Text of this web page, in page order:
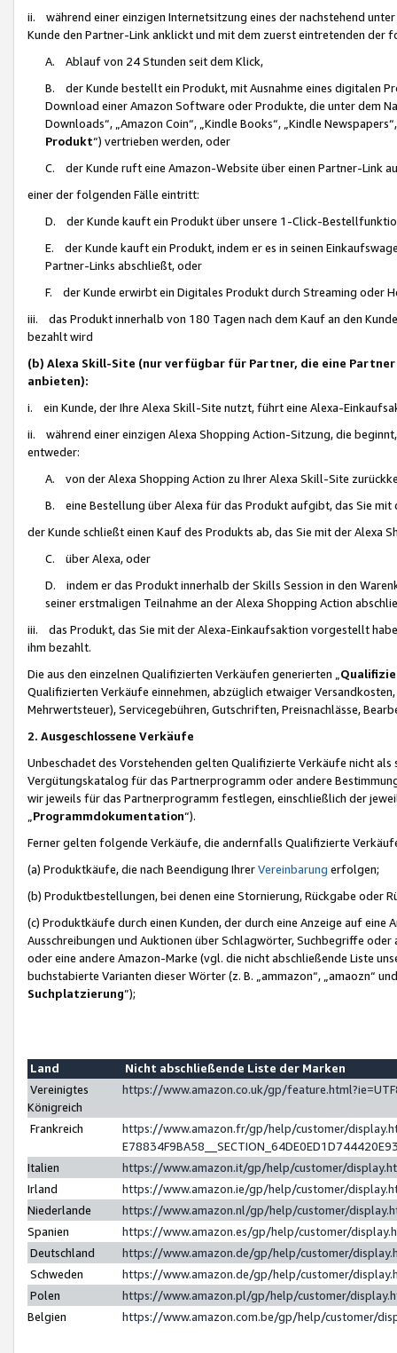
ii. während einer einzigen Internetsitzung eines der nachstehend
Kunde den Partner-Link anklickt und mit dem zuerst eintretenden der
A. Ablauf von 24 Stunden seit dem Klick,
B. der Kunde bestellt ein Produkt, mit Ausnahme eines digitalen
Download einer Amazon Software oder Produkte, die unter dem
Downloads“, „Amazon Coin“, „Kindle Books“, „Kindle
Produkt“) vertrieben werden, oder
C. der Kunde ruft eine Amazon-Website über einen Partner-Link
einer der folgenden Fälle eintritt:
D. der Kunde kauft ein Produkt über unsere 1-Click-
E. der Kunde kauft ein Produkt, indem er es in seinen
Partner-Links abschließt, oder
F. der Kunde erwirbt ein Digitales Produkt durch Streaming oder
iii. das Produkt innerhalb von 180 Tagen nach dem Kauf an den
bezahlt wird
(b) Alexa Skill-Site (nur verfügbar für Partner, die eine
anbieten):
i. ein Kunde, der Ihre Alexa Skill-Site nutzt, führt eine Alexa-
ii. während einer einzigen Alexa Shopping Action-Sitzung, die
entweder:
A. von der Alexa Shopping Action zu Ihrer Alexa Skill-Site
B. eine Bestellung über Alexa für das Produkt aufgibt, das Sie mit
der Kunde schließt einen Kauf des Produkts ab, das Sie mit der Alexa
C. über Alexa, oder
D. indem er das Produkt innerhalb der Skills Session in den
seiner erstmaligen Teilnahme an der Alexa Shopping Action
iii. das Produkt, das Sie mit der Alexa-Einkaufsaktion vorgestellt
ihm bezahlt.
Die aus den einzelnen Qualifizierten Verkäufen generierten „
Qualifizierten Verkäufe einnehmen, abzüglich etwaiger
Mehrwertsteuer), Servicegebühren, Gutschriften, Preisnachlässe,
2. Ausgeschlossene Verkäufe
Unbeschadet des Vorstehenden gelten Qualifizierte Verkäufe nicht
Vergütungskatalog für das Partnerprogramm oder andere
wir jeweils für das Partnerprogramm festlegen, einschließlich der
Programmdokumentation“).
Ferner gelten folgende Verkäufe, die andernfalls Qualifizierte
(a) Produktkäufe, die nach Beendigung IhrerVereinbarung erfolgen;
(b) Produktbestellungen, bei denen eine Stornierung, Rückgabe oder
(c) Produktkäufe durch einen Kunden, der durch eine Anzeige auf
Ausschreibungen und Auktionen über Schlagwörter, Suchbegriffe
oder eine andere Amazon-Marke (vgl. die nicht abschließende Liste
buchstabierte Varianten dieser Wörter (z. B. „ammazon“, „amaozn“
Suchplatzierung”);
Land
Nicht abschließende Liste der Marken
Vereinigtes
Königreich
https://www.amazon.co.uk/gp/
Frankreich
https://www.amazon.fr/gp/help/customer/
Italien
https://www.amazon.it/gp/help/customer/
Irland
https://www.amazon.ie/gp/help/customer/
Niederlande
https://www.amazon.nl/gp/help/customer/
Spanien
https://www.amazon.es/gp/help/customer/
Deutschland
https://www.amazon.de/gp/help/customer/
Schweden
https://www.amazon.de/gp/help/customer/
Polen
https://www.amazon.pl/gp/help/customer/
Belgien
https://www.amazon.com.be/gp/help/customer/